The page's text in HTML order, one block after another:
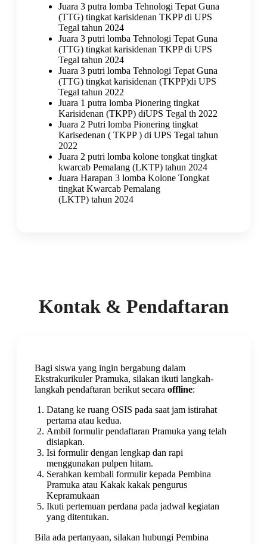
Juara 3 putra lomba Tehnologi Tepat Guna
(TTG) tingkat karisidenan TKPP di UPS
Tegal tahun 2024
Juara 3 putri lomba Tehnologi Tepat Guna
(TTG) tingkat karisidenan TKPP di UPS
Tegal tahun 2024
Juara 3 putri lomba Tehnologi Tepat Guna
(TTG) tingkat karisidenan (TKPP)di UPS
Tegal tahun 2022
Juara 1 putra lomba Pionering tingkat
Karisidenan (TKPP) diUPS Tegal th 2022
Juara 2 Putri lomba Pionering tingkat
Karisedenan ( TKPP ) di UPS Tegal tahun
2022
Juara 2 putri lomba kolone tongkat tingkat
kwarcab Pemalang (LKTP) tahun 2024
Juara Harapan 3 lomba Kolone Tongkat
tingkat Kwarcab Pemalang
(LKTP) tahun 2024
Kontak & Pendaftaran
Bagi siswa yang ingin bergabung dalam
Ekstrakurikuler Pramuka, silakan ikuti langkah-
langkah pendaftaran berikut secara offline:
Datang ke ruang OSIS pada saat jam istirahat
pertama atau kedua.
Ambil formulir pendaftaran Pramuka yang telah
disiapkan.
Isi formulir dengan lengkap dan rapi
menggunakan pulpen hitam.
Serahkan kembali formulir kepada Pembina
Pramuka atau Kakak kakak pengurus
Kepramukaan
Ikuti pertemuan perdana pada jadwal kegiatan
yang ditentukan.
Bila ada pertanyaan, silakan hubungi Pembina